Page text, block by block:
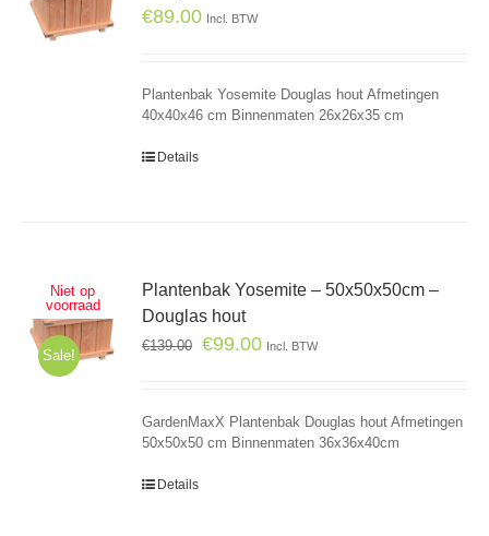
€89.00 Incl. BTW
Plantenbak Yosemite Douglas hout Afmetingen
40x40x46 cm Binnenmaten 26x26x35 cm
Details
Niet op
voorraad
Sale!
Plantenbak Yosemite – 50x50x50cm –
Douglas hout
€139.00 €99.00 Incl. BTW
GardenMaxX Plantenbak Douglas hout Afmetingen
50x50x50 cm Binnenmaten 36x36x40cm
Details